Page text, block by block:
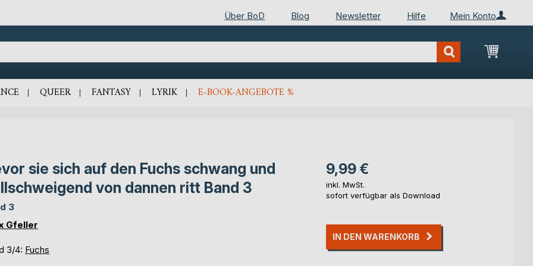
Mein Konto
Über BoD Blog Newsletter Hilfe
Mein
QUEER FANTASY LYRIK E-BOOK-ANGEBOTE %
sie sich auf den Fuchs schwang und
von dannen ritt Band 3
3
Gfeller
3/4: Fuchs
9,99 €
inkl. MwSt.
sofort verfügbar als Download
IN DEN WARENKORB